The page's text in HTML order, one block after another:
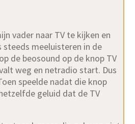
vader naar TV te kijken en
meeluisteren in de
de beosound op de knop TV
weg en netradio start. Dus
speelde nadat die knop
geluid dat de TV